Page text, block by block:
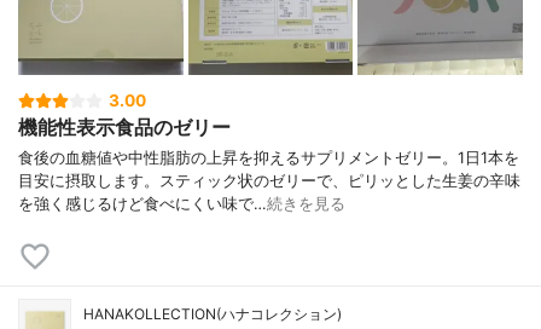
3.00
機能性表示食品のゼリー
食後の血糖値や中性脂肪の上昇を抑えるサプリメントゼリー。1日1本を
目安に摂取します。スティック状のゼリーで、ピリッとした生姜の辛味
を強く感じるけど食べにくい味で…続きを見る
HANAKOLLECTION(ハナコレクション)